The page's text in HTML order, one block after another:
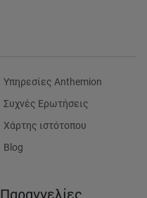
Υπηρεσίες Anthemion
Συχνές Ερωτήσεις
Χάρτης ιστότοπου
Blog